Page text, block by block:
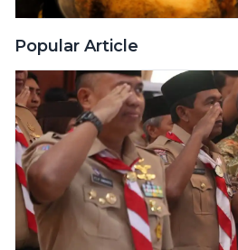
Popular Article